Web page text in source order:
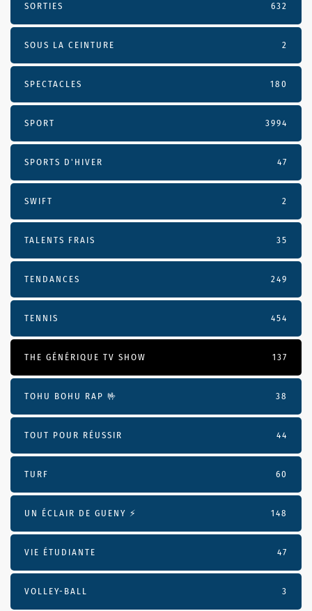
SORTIES 632
SOUS LA CEINTURE 2
SPECTACLES 180
SPORT 3994
SPORTS D'HIVER 47
SWIFT 2
TALENTS FRAIS 35
TENDANCES 249
TENNIS 454
THE GÉNÉRIQUE TV SHOW 137
TOHU BOHU RAP 🤟 38
TOUT POUR RÉUSSIR 44
TURF 60
UN ÉCLAIR DE GUENY ⚡️ 148
VIE ÉTUDIANTE 47
VOLLEY-BALL 3